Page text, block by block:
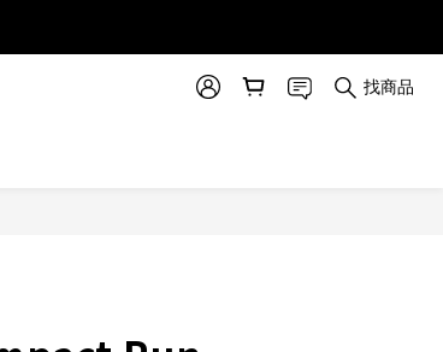
找商品
立即購買